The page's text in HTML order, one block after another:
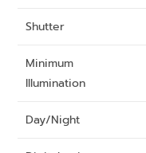
Shutter
Minimum
Illumination
Day/Night